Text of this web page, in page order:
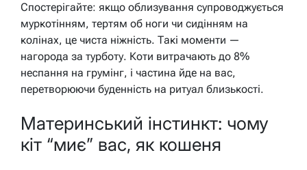
Спостерігайте: якщо облизування супроводжується
муркотінням, тертям об ноги чи сидінням на
колінах, це чиста ніжність. Такі моменти —
нагорода за турботу. Коти витрачають до 8%
неспання на грумінг, і частина йде на вас,
перетворюючи буденність на ритуал близькості.
Материнський інстинкт: чому
кіт “миє” вас, як кошеня